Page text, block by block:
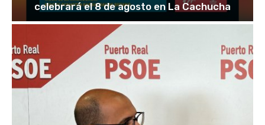
celebrará el 8 de agosto en La Cachucha